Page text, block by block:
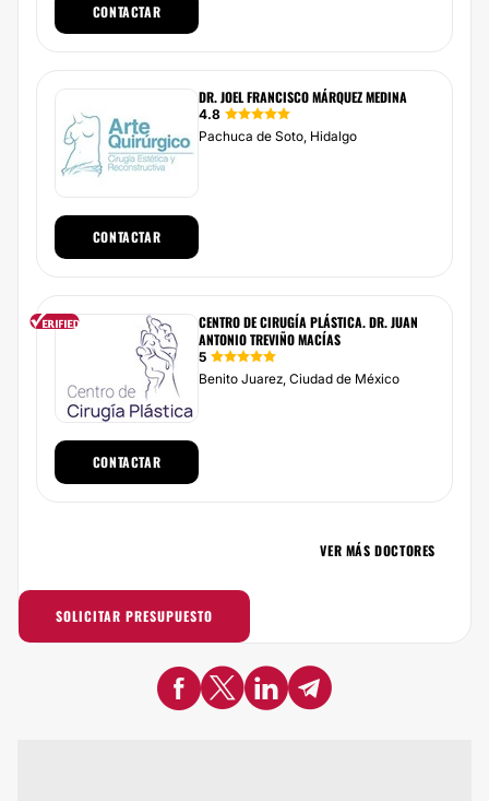
CONTACTAR
DR. JOEL FRANCISCO MÁRQUEZ MEDINA
4.8
Pachuca de Soto, Hidalgo
CONTACTAR
CENTRO DE CIRUGÍA PLÁSTICA. DR. JUAN
ANTONIO TREVIÑO MACÍAS
5
Benito Juarez, Ciudad de México
CONTACTAR
VER MÁS DOCTORES
SOLICITAR PRESUPUESTO